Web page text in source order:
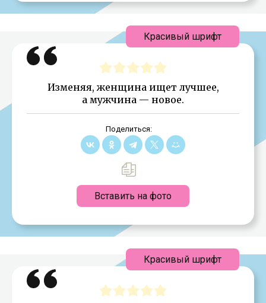
Изменяя, женщина ищет лучшее,
а мужчина — новое.
Поделиться:
Вставить на фото
Красивый шрифт
Красивый шрифт